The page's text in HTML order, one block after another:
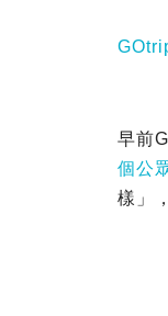
早前
個公
樣」